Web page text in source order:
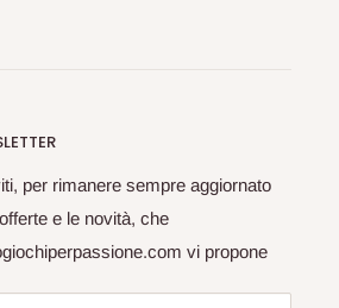
per rimanere sempre aggiornato
e le novità, che
vi propone